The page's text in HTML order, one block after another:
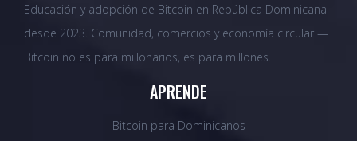
Educación y adopción de Bitcoin en República Dominicana
desde 2023. Comunidad, comercios y economía circular —
Bitcoin no es para millonarios, es para millones.
APRENDE
Bitcoin para Dominicanos